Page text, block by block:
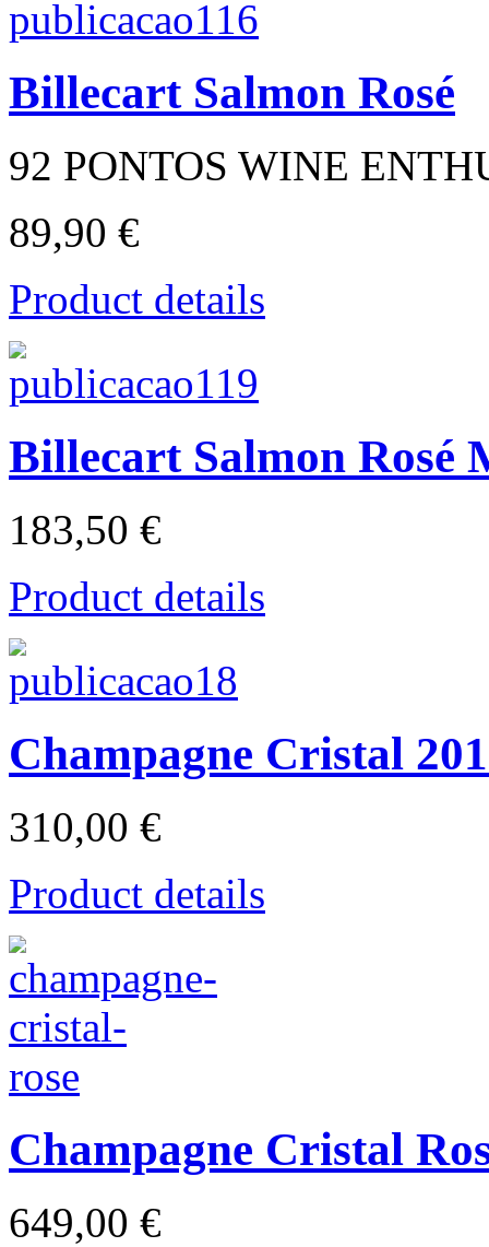
Billecart Salmon Rosé
92 PONTOS WINE
89,90 €
Product details
Billecart Salmon Rosé
183,50 €
Product details
Champagne Cristal
310,00 €
Product details
Champagne Cristal
649,00 €